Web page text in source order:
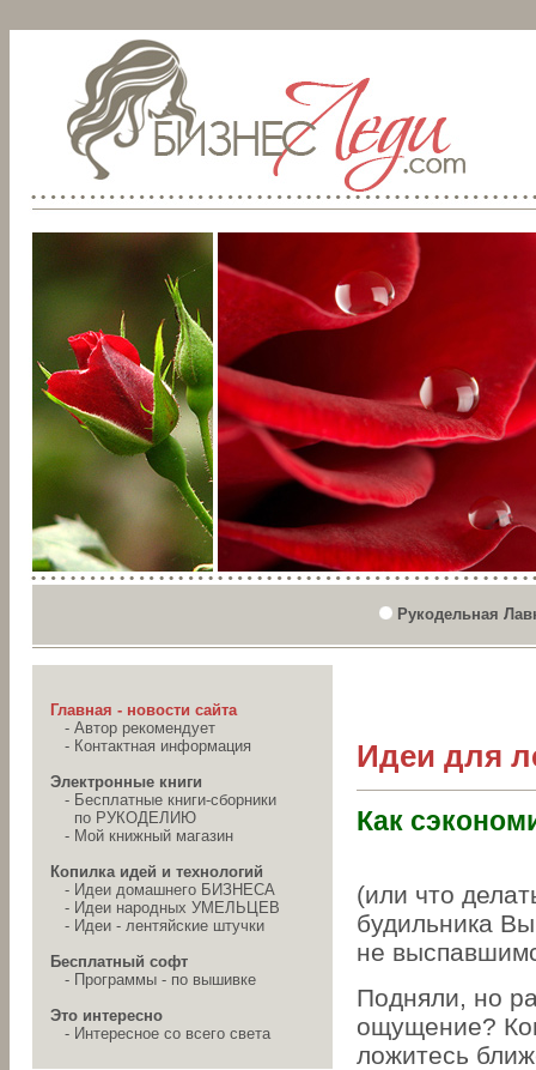
Рукодельная
Главная - новости сайта
- Автор рекомендует
- Контактная информация
Электронные книги
- Бесплатные книги-сборники
по РУКОДЕЛИЮ
- Мой книжный магазин
Копилка идей и технологий
- Идеи домашнего БИЗНЕСА
- Идеи народных УМЕЛЬЦЕВ
- Идеи - лентяйские штучки
Бесплатный софт
- Программы - по вышивке
Это интересно
- Интересное со всего света
Идеи для
Как
(или что
будильника
не
Подняли, но
ощущение?
ложитесь